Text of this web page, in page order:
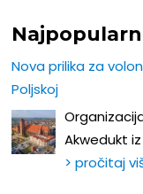
Nova prilika za
Poljskoj
Akwedukt
> pročitaj